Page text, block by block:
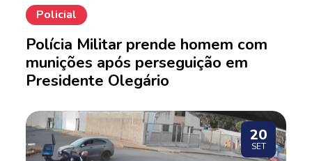
Policial
Polícia Militar prende homem com
munições após perseguição em
Presidente Olegário
20
SET